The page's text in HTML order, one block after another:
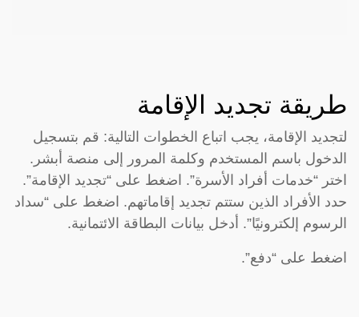
طريقة تجديد الإقامة
لتجديد الإقامة، يجب اتباع الخطوات التالية: قم بتسجيل
الدخول باسم المستخدم وكلمة المرور إلى منصة أبشر.
اختر “خدمات أفراد الأسرة”. اضغط على “تجديد الإقامة”.
حدد الأفراد الذين ستتم تجديد إقاماتهم. اضغط على “سداد
الرسوم إلكترونيًا”. أدخل بيانات البطاقة الائتمانية.
اضغط على “دفع”.